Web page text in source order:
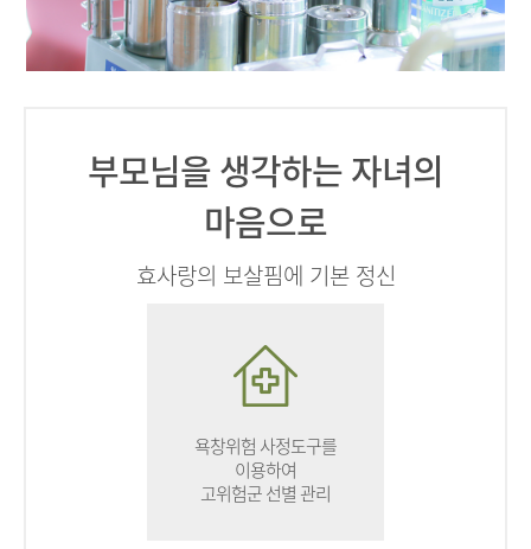
부모님을 생각하는 자녀의
마음으로
효사랑의 보살핌에 기본 정신
욕창위험 사정도구를
이용하여
고위험군 선별 관리